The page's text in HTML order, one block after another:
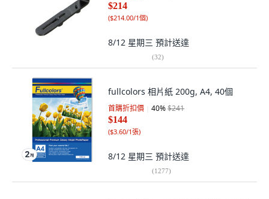
$214
($214.00/1個)
8/12 星期三 預計送達
(32)
fullcolors 相片紙 200g, A4, 40個
首購折扣價 40%$241
$144
($3.60/1張)
8/12 星期三 預計送達
(1277)